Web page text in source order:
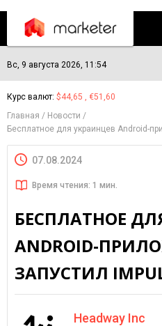
Вс, 9 августа 2026, 11:54
Курс валют: $44,65 , €51,60
Главная
Новости
Бесплатное для украинцев Android-
07.08.2024
Время чтения: 1 мин.
БЕСПЛАТНОЕ
ANDROID-
ЗАПУСТИЛ
Headway Inc